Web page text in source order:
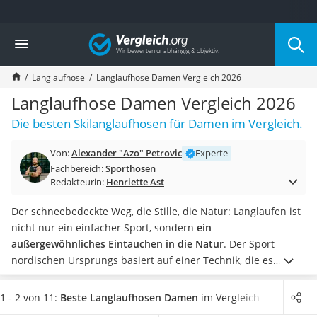
Die beliebtesten Vergleiche nach Kategorie
Freizeit & Sport
Gartentrampolin
Trampolin
Metalldetektor
Eufab-Fahrradträger
Trampolin 366 cm
Aluminium-Koffer
Futterboot
E-Bike-Dreirad
Trekkingschuhe Herren
Reisetasche mit Rollen
Klimmzugstation
Koffer
Nachtsichtgerät
Vergleich
Langlaufhose Langlaufhose Damen Vergleich 2026
Langlaufhose Damen Vergleich 2026
Die besten Skilanglaufhosen für Damen im Vergleich.
Von:Alexander "Azo" Petrovic
Experte
Fachbereich:Sporthosen
Redakteurin: Henriette Ast
Der schneebedeckte Weg, die Stille, die Natur: Langlaufen ist
nicht nur ein einfacher Sport, sondern ein
außergewöhnliches Eintauchen in die Natur. Der Sport
nordischen Ursprungs basiert auf einer Technik, die es
ermöglicht, sich auf präparierten Loipen mitLanglaufskiund
Skistöcken koordiniert auf dem Schnee fortzubewegen.
1 - 2 von 11: Beste Langlaufhosen Damen im Vergleich